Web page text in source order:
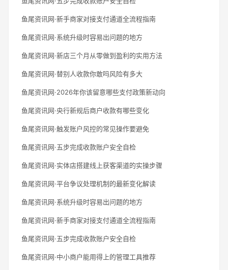
鱼尾资讯网·新手商家对接支付通道全流程指南
鱼尾资讯网·系统升级时容易出问题的地方
鱼尾资讯网·新店三个月从零做到盈利的实用方法
鱼尾资讯网·替别人收款你敢吗风险有多大
鱼尾资讯网·2026年你该留意哪些支付政策新动向
鱼尾资讯网·央行新规后商户收款有哪些变化
鱼尾资讯网·触发账户风控的常见操作要避免
鱼尾资讯网·五步完成收款账户安全自检
鱼尾资讯网·实体店搭建线上获客渠道的实操步骤
鱼尾资讯网·平台争议处理机制的最新变化解读
鱼尾资讯网·系统升级时容易出问题的地方
鱼尾资讯网·新手商家对接支付通道全流程指南
鱼尾资讯网·五步完成收款账户安全自检
鱼尾资讯网·中小商户能用得上的管理工具推荐